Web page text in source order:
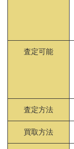
査定可能
査定方法
買取方法